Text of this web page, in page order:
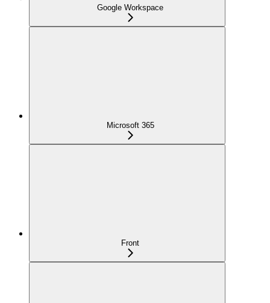
Google Workspace
Microsoft 365
Front